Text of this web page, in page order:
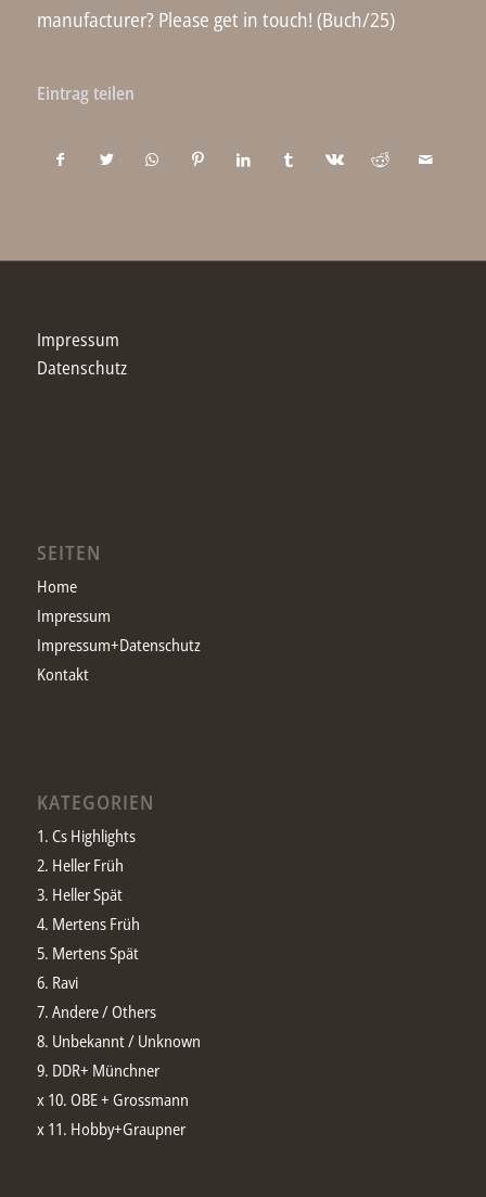
manufacturer? Please get in touch! (Buch/25)
Eintrag teilen
Impressum
Datenschutz
SEITEN
Home
Impressum
Impressum+Datenschutz
Kontakt
KATEGORIEN
1. Cs Highlights
2. Heller Früh
3. Heller Spät
4. Mertens Früh
5. Mertens Spät
6. Ravi
7. Andere / Others
8. Unbekannt / Unknown
9. DDR+ Münchner
x 10. OBE + Grossmann
x 11. Hobby+Graupner